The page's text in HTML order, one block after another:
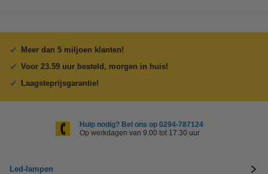
Meer dan 5 miljoen klanten!
Voor 23.59 uur besteld, morgen in huis!
Laagsteprijsgarantie!
Hulp nodig? Bel ons op 0294-787124
Op werkdagen van 9.00 tot 17.30 uur
Led-lampen